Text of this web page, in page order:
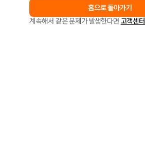
홈으로 돌아가기
계속해서 같은 문제가 발생한다면 고객센터